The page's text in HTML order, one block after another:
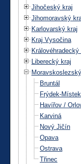
Jihočeský kraj
Jihomoravský
Karlovarský kraj
Kraj Vysočina
Královéhradecký
Liberecký kraj
Bruntál
Frýdek-Místek
Havířov /
Karviná
Nový Jičín
Opava
Ostrava
Třinec